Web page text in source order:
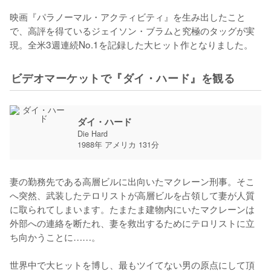
映画『パラノーマル・アクティビティ』を生み出したこと
で、高評を得ているジェイソン・ブラムと究極のタッグが実
現。全米3週連続No.1を記録した大ヒット作となりました。
ビデオマーケットで『ダイ・ハード』を観る
ダイ・ハード
Die Hard
1988年 アメリカ 131分
妻の勤務先である高層ビルに出向いたマクレーン刑事。そこ
へ突然、武装したテロリストが高層ビルを占領して妻が人質
に取られてしまいます。たまたま建物内にいたマクレーンは
外部への連絡を断たれ、妻を救出するためにテロリストに立
ち向かうことに……。
世界中で大ヒットを博し、最もツイてない男の原点にして頂